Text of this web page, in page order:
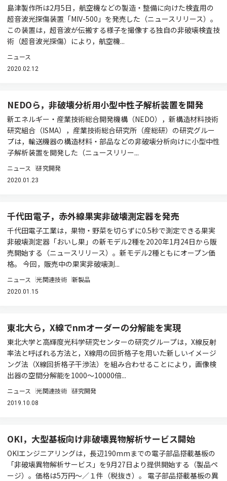
島津製作所は2月5日，航空機などの製造・整備に向けた検査用の
超音波光探傷装置「MIV-500」を発売した（ニュースリリース）。
この装置は，超音波が伝搬する様子を撮像する独自の非破壊検査技
術（超音波光探傷）により，航空機...
ニュース
2020.02.12
NEDOら，非破壊分析用小型中性子解析装置を開発
新エネルギー・産業技術総合開発機構（NEDO），新構造材料技術
研究組合（ISMA），産業技術総合研究所（産総研）の研究グルー
プは，輸送機器の構造材料・部品などの非破壊分析向けに小型中性
子解析装置を開発した（ニュースリリー...
ニュース 研究開発
2020.01.23
千代田電子，赤外線果実非破壊測定器を発売
千代田電子工業は，果物・野菜を切らずに0.5秒で測定できる果実
非破壊測定器「おいし果」の新モデル2種を2020年1月24日から販
売開始する（ニュースリリース）。新モデル2種ともにオープン価
格。 今回，販売中の果実非破壊測...
ニュース 光関連技術 新製品
2020.01.15
東北大ら，X線でnmオーダーの分解能を実現
東北大学と高輝度光科学研究センターの研究グループは，X線反射
率法と呼ばれる方法と，X線用の回折格子を用いた新しいイメージ
ング法（X線回折格子干渉法）を組み合わせることにより，画像検
出器の空間分解能を1000～10000倍...
ニュース 光関連技術 研究開発
2019.10.08
OKI，大型基板向け非破壊異物解析サービス開始
OKIエンジニアリングは，長辺190mmまでの電子部品搭載基板の
「非破壊異物解析サービス」を9月27日より提供開始する（製品ペ
ージ）。価格は5万円～／１件（税抜き）。 電子部品搭載基板の異